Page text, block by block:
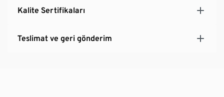
Kalite Sertifikaları
Teslimat ve geri gönderim